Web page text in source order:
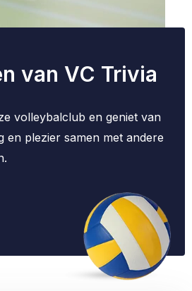
van VC Trivia
volleybalclub en geniet van
en plezier samen met andere